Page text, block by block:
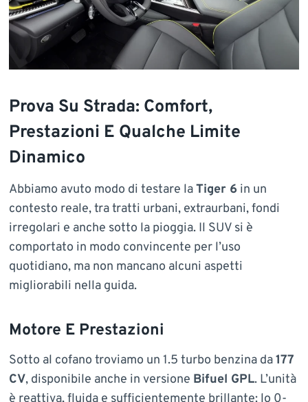
Prova Su Strada: Comfort,
Prestazioni E Qualche Limite
Dinamico
Abbiamo avuto modo di testare laTiger 6 in un
contesto reale, tra tratti urbani, extraurbani, fondi
irregolari e anche sotto la pioggia. Il SUV si è
comportato in modo convincente per l’uso
quotidiano, ma non mancano alcuni aspetti
migliorabili nella guida.
Motore E Prestazioni
Sotto al cofano troviamo un 1.5 turbo benzina da177
CV, disponibile anche in versione Bifuel GPL. L’unità
è reattiva, fluida e sufficientemente brillante: lo 0-